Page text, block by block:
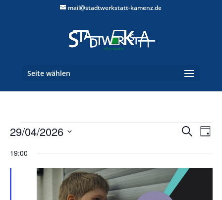
mail@stadtwerkstatt-kamenz.de
Seite wählen
Veranstaltungen
29.
April
2026
und
SucheTag
29/04/2026
wählen.
19:00